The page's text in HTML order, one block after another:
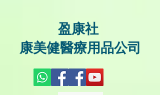
盈康社
康美健醫療用品公司